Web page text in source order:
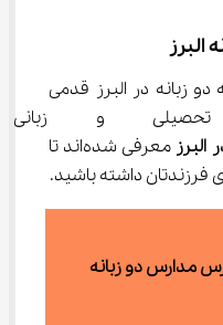
البرز
دو زبانه در البرز قدمی
و
معرفی شده‌اند تا
فرزندتان داشته باشید.
مدارس دو زبانه